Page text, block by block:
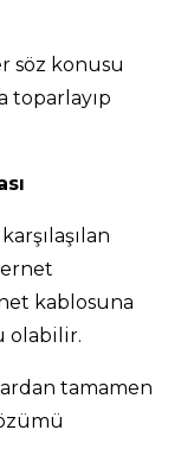
söz konusu
toparlayıp
kablosuna
olabilir.
tamamen